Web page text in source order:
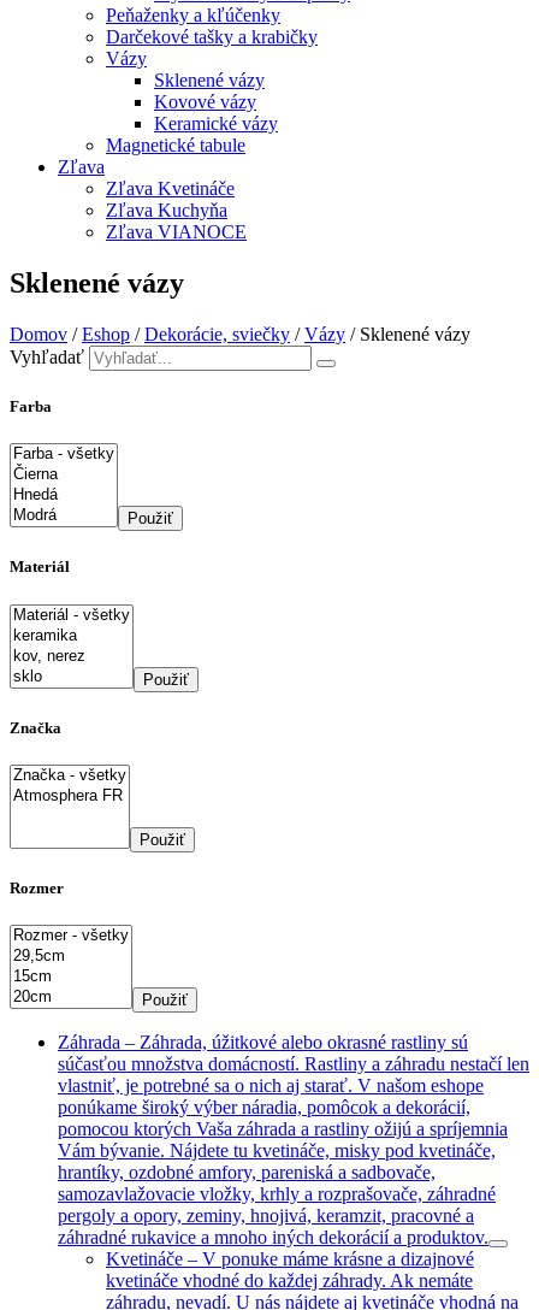
Peňaženky a kľúčenky
Darčekové tašky a krabičky
Vázy
Sklenené vázy
Kovové vázy
Keramické vázy
Magnetické tabule
Zľava
Zľava Kvetináče
Zľava Kuchyňa
Zľava VIANOCE
Sklenené vázy
Domov /Eshop /Dekorácie, sviečky /Vázy / Sklenené vázy
Vyhľadať
Farba
Použiť
Materiál
Použiť
Značka
Použiť
Rozmer
Použiť
Záhrada – Záhrada, úžitkové alebo okrasné rastliny sú
súčasťou množstva domácností. Rastliny a záhradu nestačí len
vlastniť, je potrebné sa o nich aj starať. V našom eshope
ponúkame široký výber náradia, pomôcok a dekorácií,
pomocou ktorých Vaša záhrada a rastliny ožijú a spríjemnia
Vám bývanie. Nájdete tu kvetináče, misky pod kvetináče,
hrantíky, ozdobné amfory, pareniská a sadbovače,
samozavlažovacie vložky, krhly a rozprašovače, záhradné
pergoly a opory, zeminy, hnojivá, keramzit, pracovné a
záhradné rukavice a mnoho iných dekorácií a produktov.
Kvetináče – V ponuke máme krásne a dizajnové
kvetináče vhodné do každej záhrady. Ak nemáte
záhradu, nevadí. U nás nájdete aj kvetináče vhodná na